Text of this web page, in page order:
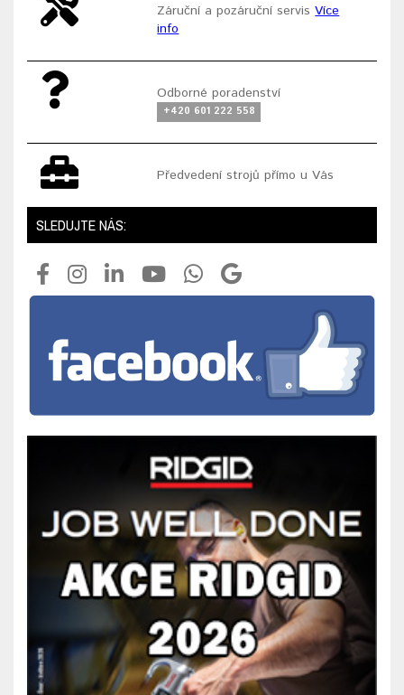
Záruční a pozáruční servisVíce
info
Odborné poradenství
+420 601 222 558
Předvedení strojů přímo u Vás
SLEDUJTE NÁS: